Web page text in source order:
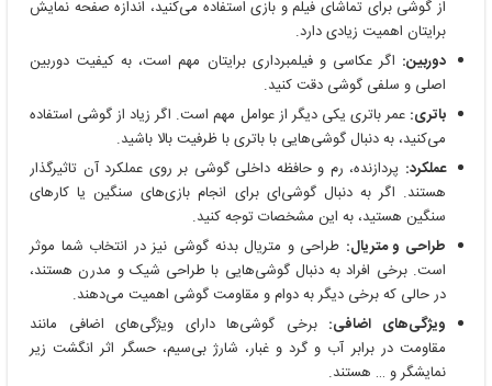
از گوشی برای تماشای فیلم و بازی استفاده می‌کنید، اندازه صفحه نمایش
برایتان اهمیت زیادی دارد.
دوربین: اگر عکاسی و فیلمبرداری برایتان مهم است، به کیفیت دوربین
اصلی و سلفی گوشی دقت کنید.
باتری: عمر باتری یکی دیگر از عوامل مهم است. اگر زیاد از گوشی استفاده
می‌کنید، به دنبال گوشی‌هایی با باتری با ظرفیت بالا باشید.
عملکرد: پردازنده، رم و حافظه داخلی گوشی بر روی عملکرد آن تاثیرگذار
هستند. اگر به دنبال گوشی‌ای برای انجام بازی‌های سنگین یا کارهای
سنگین هستید، به این مشخصات توجه کنید.
طراحی و متریال: طراحی و متریال بدنه گوشی نیز در انتخاب شما موثر
است. برخی افراد به دنبال گوشی‌هایی با طراحی شیک و مدرن هستند،
در حالی که برخی دیگر به دوام و مقاومت گوشی اهمیت می‌دهند.
ویژگی‌های اضافی: برخی گوشی‌ها دارای ویژگی‌های اضافی مانند
مقاومت در برابر آب و گرد و غبار، شارژ بی‌سیم، حسگر اثر انگشت زیر
نمایشگر و … هستند.